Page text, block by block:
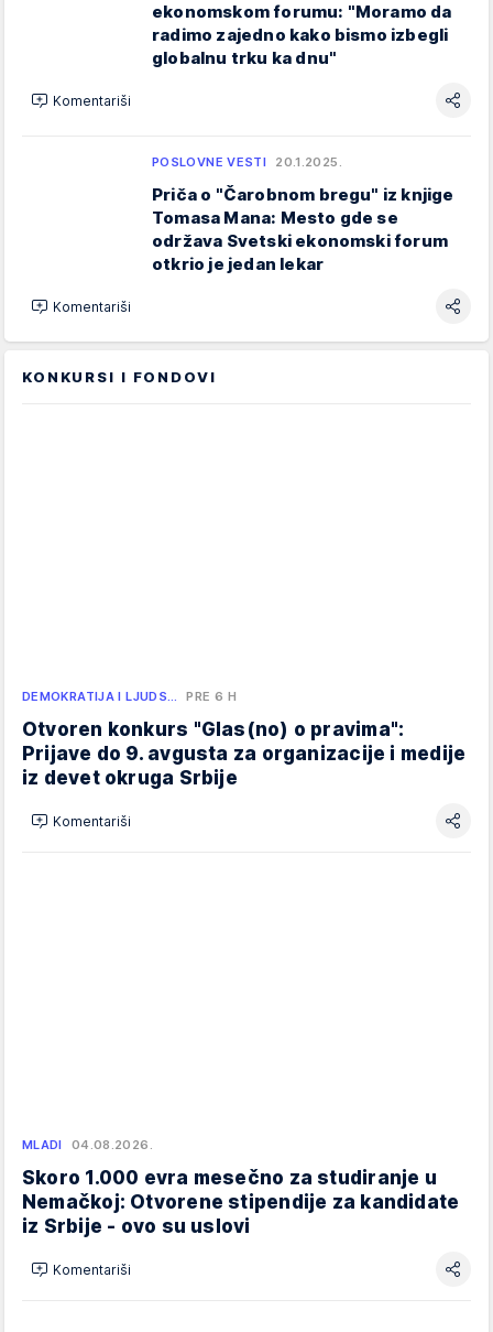
ekonomskom forumu: "Moramo da
radimo zajedno kako bismo izbegli
globalnu trku ka dnu"
Komentariši
POSLOVNE VESTI 20.1.2025.
Priča o "Čarobnom bregu" iz knjige
Tomasa Mana: Mesto gde se
održava Svetski ekonomski forum
otkrio je jedan lekar
Komentariši
KONKURSI I FONDOVI
DEMOKRATIJA I LJUDS… PRE 6 H
Otvoren konkurs "Glas(no) o pravima":
Prijave do 9. avgusta za organizacije i medije
iz devet okruga Srbije
Komentariši
MLADI 04.08.2026.
Skoro 1.000 evra mesečno za studiranje u
Nemačkoj: Otvorene stipendije za kandidate
iz Srbije - ovo su uslovi
Komentariši